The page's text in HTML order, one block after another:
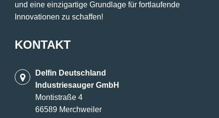
und eine einzigartige Grundlage für fortlaufende
Innovationen zu schaffen!
KONTAKT
Delfin Deutschland
Industriesauger GmbH
Montistraße 4
66589 Merchweiler